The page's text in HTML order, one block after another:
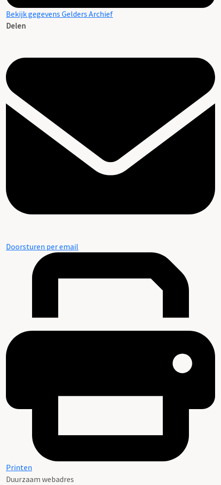
Bekijk gegevens Gelders Archief
Delen
Doorsturen per email
Printen
Duurzaam webadres